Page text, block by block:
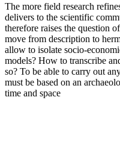
The more field research
delivers to the scientific
therefore raises the question
move from description to
allow to isolate socio-
models? How to transcribe
so? To be able to carry out
must be based on an
time and space